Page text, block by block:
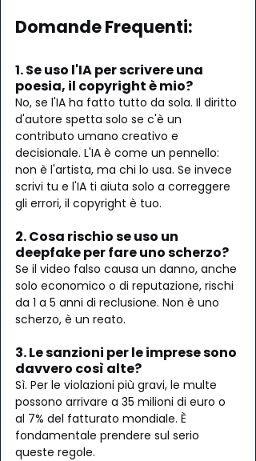
Domande Frequenti:
1. Se uso l'IA per scrivere una
poesia, il copyright è mio?
No, se l'IA ha fatto tutto da sola. Il diritto
d'autore spetta solo se c'è un
contributo umano creativo e
decisionale. L'IA è come un pennello:
non è l'artista, ma chi lo usa. Se invece
scrivi tu e l'IA ti aiuta solo a correggere
gli errori, il copyright è tuo.
2. Cosa rischio se uso un
deepfake per fare uno scherzo?
Se il video falso causa un danno, anche
solo economico o di reputazione, rischi
da 1 a 5 anni di reclusione. Non è uno
scherzo, è un reato.
3. Le sanzioni per le imprese sono
davvero così alte?
Sì. Per le violazioni più gravi, le multe
possono arrivare a 35 milioni di euro o
al 7% del fatturato mondiale. È
fondamentale prendere sul serio
queste regole.